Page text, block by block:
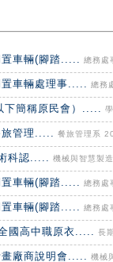
車輛(腳踏..... 總務
車輛處理事..... 總務
下簡稱原民會）.....
管理..... 餐旅管理系
科認..... 機械與智慧製
車輛(腳踏..... 總務
車輛(腳踏..... 總務
國高中職原衣..... 長
廠商說明會..... 機械